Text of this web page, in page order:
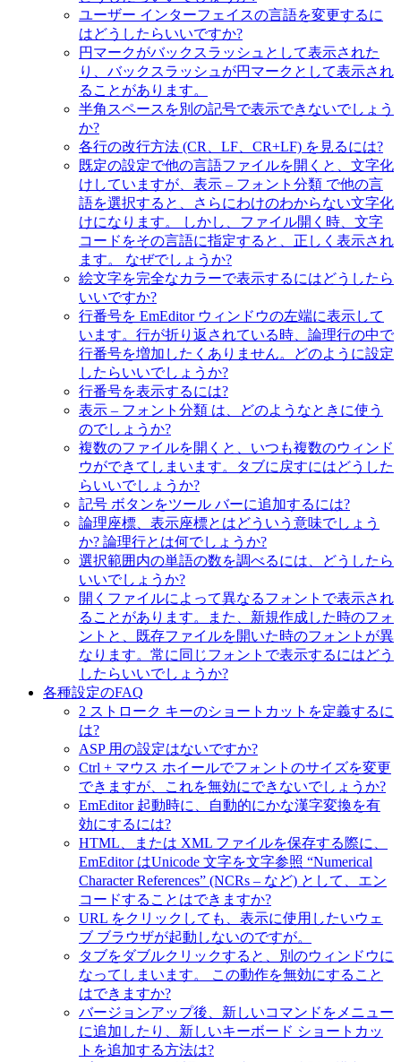
ユーザー インターフェイスの言語を変更するに
はどうしたらいいですか?
円マークがバックスラッシュとして表示された
り、バックスラッシュが円マークとして表示され
ることがあります。
半角スペースを別の記号で表示できないでしょう
か?
各行の改行方法 (CR、LF、CR+LF) を見るには?
既定の設定で他の言語ファイルを開くと、文字化
けしていますが、表示 – フォント分類 で他の言
語を選択すると、さらにわけのわからない文字化
けになります。 しかし、ファイル開く時、文字
コードをその言語に指定すると、正しく表示され
ます。 なぜでしょうか?
絵文字を完全なカラーで表示するにはどうしたら
いいですか?
行番号を EmEditor ウィンドウの左端に表示して
います。行が折り返されている時、論理行の中で
行番号を増加したくありません。どのように設定
したらいいでしょうか?
行番号を表示するには?
表示 – フォント分類 は、どのようなときに使う
のでしょうか?
複数のファイルを開くと、いつも複数のウィンド
ウができてしまいます。タブに戻すにはどうした
らいいでしょうか?
記号 ボタンをツール バーに追加するには?
論理座標、表示座標とはどういう意味でしょう
か? 論理行とは何でしょうか?
選択範囲内の単語の数を調べるには、どうしたら
いいでしょうか?
開くファイルによって異なるフォントで表示され
ることがあります。また、新規作成した時のフォ
ントと、既存ファイルを開いた時のフォントが異
なります。常に同じフォントで表示するにはどう
したらいいでしょうか?
各種設定のFAQ
2 ストローク キーのショートカットを定義するに
は?
ASP 用の設定はないですか?
Ctrl + マウス ホイールでフォントのサイズを変更
できますが、これを無効にできないでしょうか?
EmEditor 起動時に、自動的にかな漢字変換を有
効にするには?
HTML、または XML ファイルを保存する際に、
EmEditor はUnicode 文字を文字参照 “Numerical
Character References” (NCRs – など) として、エン
コードすることはできますか?
URL をクリックしても、表示に使用したいウェ
ブ ブラウザが起動しないのですが。
タブをダブルクリックすると、別のウィンドウに
なってしまいます。 この動作を無効にすること
はできますか?
バージョンアップ後、新しいコマンドをメニュー
に追加したり、新しいキーボード ショートカッ
トを追加する方法は?